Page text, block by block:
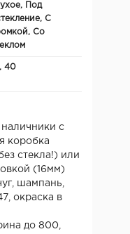
Под
С
Со
40
наличники с
коробка
стекла!) или
(16мм)
шампань,
окраска в
до 800,